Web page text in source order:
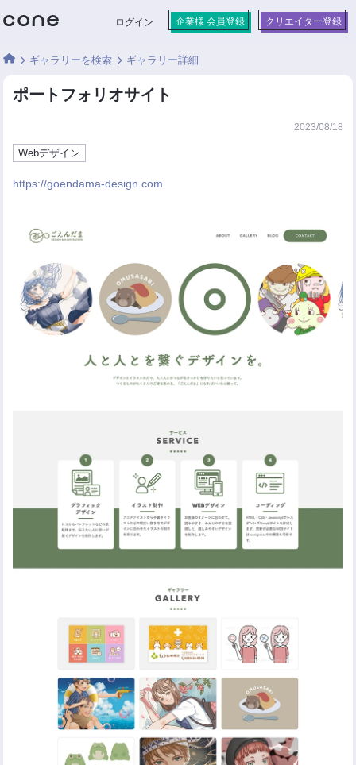
ログイン 企業様 会員登録 クリエイター登録
ギャラリーを検索 ギャラリー詳細
ポートフォリオサイト
2023/08/18
Webデザイン
https://goendama-design.com